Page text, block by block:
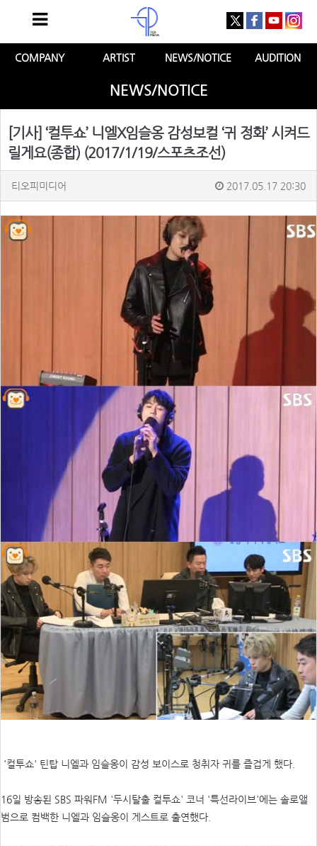
COMPANY ARTIST NEWS/NOTICE AUDITION
NEWS/NOTICE
[기사] ‘컬투쇼’ 니엘X임슬옹 감성보컬 ‘귀 정화’ 시켜드
릴게요(종합) (2017/1/19/스포츠조선)
티오피미디어 2017.05.17 20:30
'컬투쇼' 틴탑 니엘과 임슬옹이 감성 보이스로 청취자 귀를 즐겁게 했다.
16일 방송된 SBS 파워FM '두시탈출 컬투쇼' 코너 '특선라이브'에는 솔로앨
범으로 컴백한 니엘과 임슬옹이 게스트로 출연했다.